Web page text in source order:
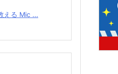
える Mic ...